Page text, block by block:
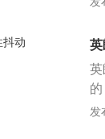
空
器
除
英
英
发